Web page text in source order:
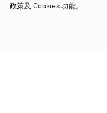
政策及 Cookies 功能。